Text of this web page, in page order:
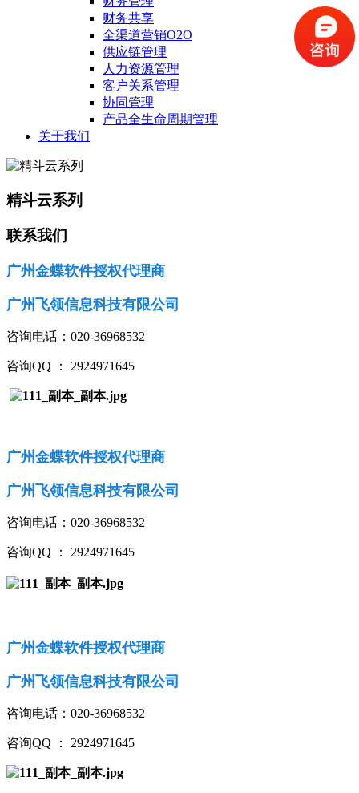
财务共享
全渠道营销O2O
供应链管理
人力资源管理
客户关系管理
协同管理
产品全生命周期管理
关于我们
精斗云系列
联系我们
广州金蝶软件授权代理商
广州飞领信息科技有限公司
咨询电话：020-36968532
咨询QQ ： 2924971645
广州金蝶软件授权代理商
广州飞领信息科技有限公司
咨询电话：020-36968532
咨询QQ ： 2924971645
广州金蝶软件授权代理商
广州飞领信息科技有限公司
咨询电话：020-36968532
咨询QQ ： 2924971645